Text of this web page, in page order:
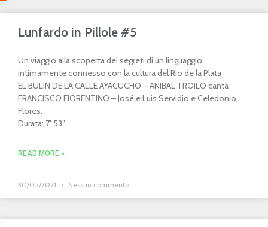
Lunfardo in Pillole #5
Un viaggio alla scoperta dei segreti di un linguaggio
intimamente connesso con la cultura del Rio de la Plata
EL BULIN DE LA CALLE AYACUCHO – ANIBAL TROILO canta
FRANCISCO FIORENTINO – José e Luis Servidio e Celedonio
Flores.
Durata: 7′ 53″
READ MORE »
30/05/2021 Nessun commento